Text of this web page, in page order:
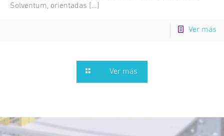
Solventum, orientadas […]
Ver más
Ver más